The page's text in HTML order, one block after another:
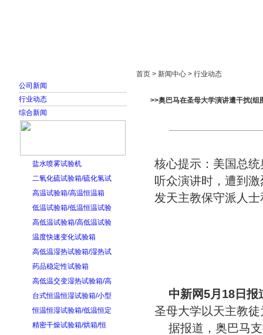
公司新闻
行业动态
综合新闻
盐水喷雾试验机
二氧化硫试验箱/硫化氢试
高温试验箱/高温恒温箱
低温试验箱/低温恒温试验
高低温试验箱/高低温试验
温度快速变化试验箱
高低温湿热试验箱/湿热试
药品稳定性试验箱
高低温交变湿热试验箱/高
台式恒温恒湿试验箱/小型
恒温恒湿试验箱/低温恒定
精密干燥试验箱/烘箱/恒
首页 > 新闻中心 > 行业动态
>>奥巴马在圣母大学演讲遭干扰(组
核心提示：美国总
听众演讲时，遭到
发天主教保守派人
中新网5月18日报
圣母大学以天主教
据报道，奥巴马